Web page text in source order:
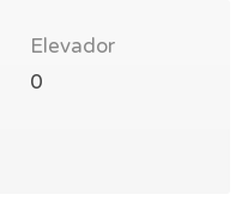
Elevador
0